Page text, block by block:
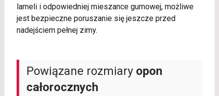
lameli i odpowiedniej mieszance gumowej, możliwe
jest bezpieczne poruszanie się jeszcze przed
nadejściem pełnej zimy.
Powiązane rozmiary opon
całorocznych